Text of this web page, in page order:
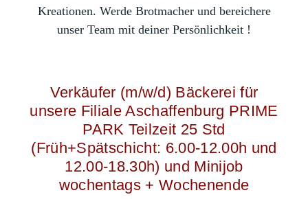
Kreationen. Werde Brotmacher und bereichere
unser Team mit deiner Persönlichkeit !
Verkäufer (m/w/d) Bäckerei für
unsere Filiale Aschaffenburg PRIME
PARK Teilzeit 25 Std
(Früh+Spätschicht: 6.00-12.00h und
12.00-18.30h) und Minijob
wochentags + Wochenende